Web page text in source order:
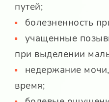
путей;
болезненность
учащенные
при выделении
недержание
время;